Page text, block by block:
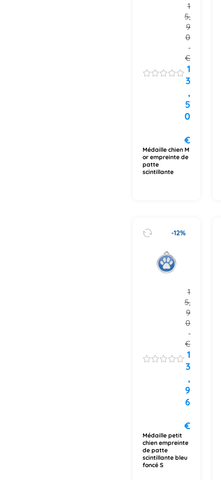
1
5,
9
0
€
1
3
,
5
0
€
Médaille chien M
or empreinte de
patte
scintillante
-12%
1
5,
9
0
€
1
3
,
9
6
€
Médaille petit
chien empreinte
de patte
scintillante bleu
foncé S